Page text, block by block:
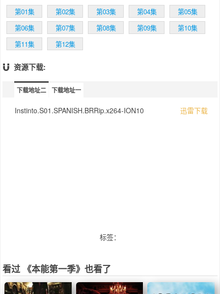
第01集 第02集 第03集 第04集
第05集
第06集
第07集 第08集 第09集
第10集
第11集
第12集
资源下载:
下载地址二 下载地址一
Instinto.S01.SPANISH.BRRip.x264-ION10 迅雷下载
标签：
看过 《本能第一季》也看了